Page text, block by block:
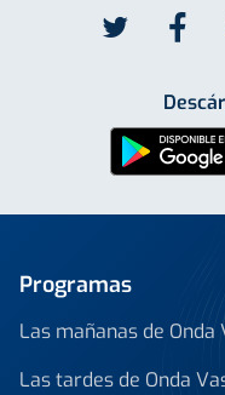
Programas
Las mañanas de Onda
Las tardes de Onda